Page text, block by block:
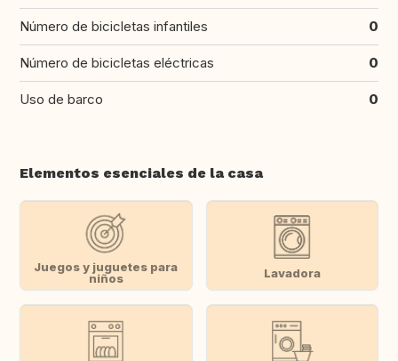
Número de bicicletas infantiles 0
Número de bicicletas eléctricas 0
Uso de barco 0
Elementos esenciales de la casa
Juegos y juguetes para
niños
Lavadora